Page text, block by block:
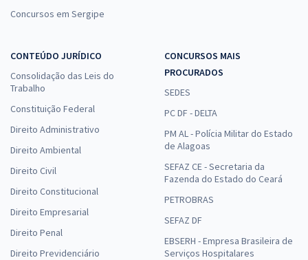
Concursos em Sergipe
CONTEÚDO JURÍDICO
Consolidação das Leis do
Trabalho
Constituição Federal
Direito Administrativo
Direito Ambiental
Direito Civil
Direito Constitucional
Direito Empresarial
Direito Penal
Direito Previdenciário
CONCURSOS MAIS
PROCURADOS
SEDES
PC DF - DELTA
PM AL - Polícia Militar do Estado
de Alagoas
SEFAZ CE - Secretaria da
Fazenda do Estado do Ceará
PETROBRAS
SEFAZ DF
EBSERH - Empresa Brasileira de
Serviços Hospitalares